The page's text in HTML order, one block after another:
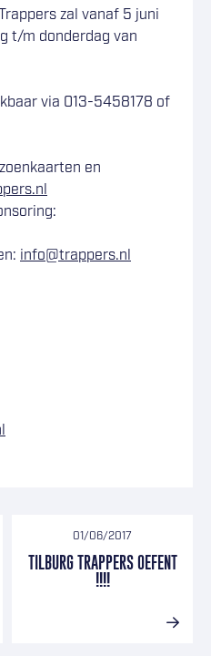
zal vanaf 5 juni
t/m donderdag van
via 013-5458178 of
en
info@trappers.nl
01/06/2017
TILBURG TRAPPERS OEFENT
!!!!